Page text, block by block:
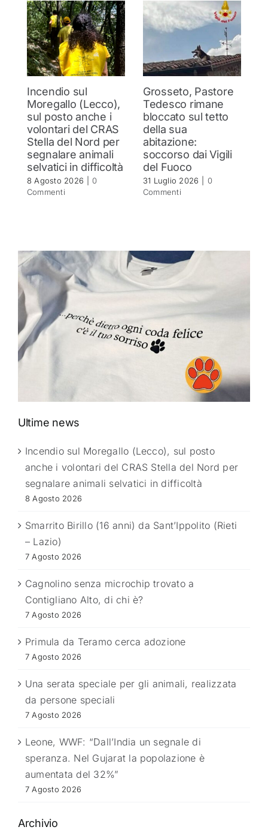
Incendio sul
Moregallo (Lecco),
sul posto anche i
volontari del CRAS
Stella del Nord per
segnalare animali
selvatici in difficoltà
8 Agosto 2026
0
Commenti
Grosseto, Pastore
Tedesco rimane
bloccato sul tetto
della sua
abitazione:
soccorso dai Vigili
del Fuoco
31 Luglio 2026
0
Commenti
Ultime news
Incendio sul Moregallo (Lecco), sul posto
anche i volontari del CRAS Stella del Nord per
segnalare animali selvatici in difficoltà
8 Agosto 2026
Smarrito Birillo (16 anni) da Sant’Ippolito (Rieti
– Lazio)
7 Agosto 2026
Cagnolino senza microchip trovato a
Contigliano Alto, di chi è?
7 Agosto 2026
Primula da Teramo cerca adozione
7 Agosto 2026
Una serata speciale per gli animali, realizzata
da persone speciali
7 Agosto 2026
Leone, WWF: “Dall’India un segnale di
speranza. Nel Gujarat la popolazione è
aumentata del 32%”
7 Agosto 2026
Archivio